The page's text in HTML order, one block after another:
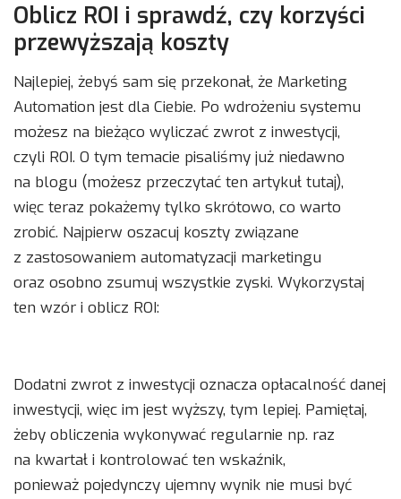
Oblicz ROI i sprawdź, czy korzyści
przewyższają koszty
Najlepiej, żebyś sam się przekonał, że Marketing
Automation jest dla Ciebie. Po wdrożeniu systemu
możesz na bieżąco wyliczać zwrot z inwestycji,
czyli ROI. O tym temacie pisaliśmy już niedawno
na blogu (możesz przeczytać ten artykuł tutaj),
więc teraz pokażemy tylko skrótowo, co warto
zrobić. Najpierw oszacuj koszty związane
z zastosowaniem automatyzacji marketingu
oraz osobno zsumuj wszystkie zyski. Wykorzystaj
ten wzór i oblicz ROI:
Dodatni zwrot z inwestycji oznacza opłacalność danej
inwestycji, więc im jest wyższy, tym lepiej. Pamiętaj,
żeby obliczenia wykonywać regularnie np. raz
na kwartał i kontrolować ten wskaźnik,
ponieważ pojedynczy ujemny wynik nie musi być